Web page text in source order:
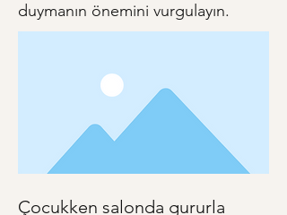
duymanın önemini vurgulayın.
Çocukken salonda gururla